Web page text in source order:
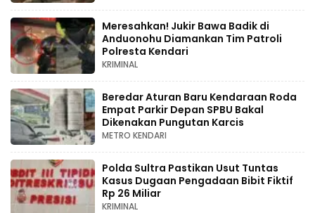
Meresahkan! Jukir Bawa Badik di
Anduonohu Diamankan Tim Patroli
Polresta Kendari
KRIMINAL
Beredar Aturan Baru Kendaraan Roda
Empat Parkir Depan SPBU Bakal
Dikenakan Pungutan Karcis
METRO KENDARI
Polda Sultra Pastikan Usut Tuntas
Kasus Dugaan Pengadaan Bibit Fiktif
Rp 26 Miliar
KRIMINAL